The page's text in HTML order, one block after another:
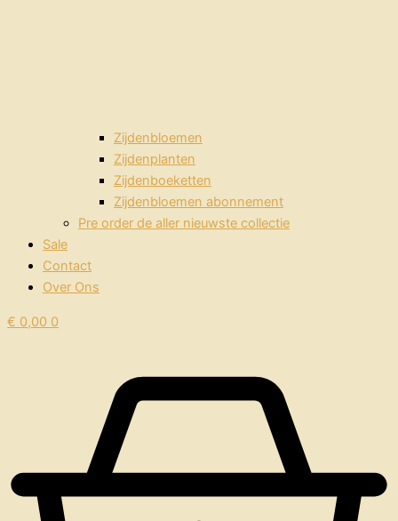
Zijdenbloemen
Zijdenplanten
Zijdenboeketten
Zijdenbloemen abonnement
Pre order de aller nieuwste collectie
Sale
Contact
Over Ons
€ 0,00 0